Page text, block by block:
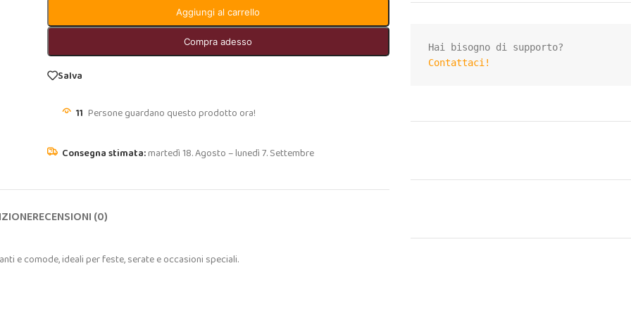
Aggiungi al carrello
Compra adesso
Salva
11 Persone guardano questo prodotto ora!
martedì 18. Agosto – lunedì 7. Settembre
RECENSIONI (0)
e comode, ideali per feste, serate e occasioni speciali.
Contattaci!